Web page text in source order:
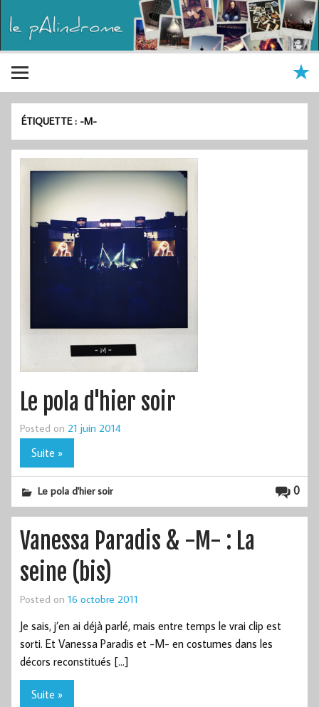
ÉTIQUETTE : -M-
Le pola d'hier soir
Posted on 21 juin 2014
Suite »
0
Le pola d'hier soir
Vanessa Paradis & -M- : La
seine (bis)
Posted on 16 octobre 2011
Je sais, j’en ai déjà parlé, mais entre temps le vrai clip est
sorti. Et Vanessa Paradis et -M- en costumes dans les
décors reconstitués […]
Suite »